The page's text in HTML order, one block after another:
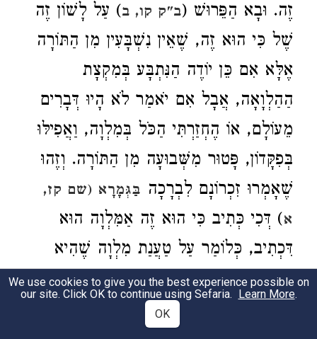
זֶה. וּבָא הַפֵּרוּשׁ (ב"ק קו, ב) עַל לָשׁוֹן זֶה
שֶׁל כִּי הוּא זֶה, שֶׁאֵין נִשְׁבָּעִין מִן הַתּוֹרָה
אֶלָּא אִם כֵּן יוֹדֶה הַנִּתְבָּע בְּמִקְצָת
הַהַלְוָאָה, אֲבָל אִם יֹאמַר לֹא הָיוּ דְּבָרִים
מֵעוֹלָם, אוֹ הֶחְזַרְתִּי הַכֹּל בְּמִלְוָה, וַאֲפִילּוּ
בְּפִקָּדוֹן, פָּטוּר מִשְּׁבוּעָה מִן הַתּוֹרָה. וְזֶהוּ
שֶׁאָמְרוּ זִכְרוֹנָם לִבְרָכָה בַּגְּמָרָא (שם קז,
א) דְּכִי כְּתִיב כִּי הוּא זֶה אַמִּלְוָה הוּא
דִּכְתִיב, כְּלוֹמַר עַל טַעֲנַת מִלְוָה שֶׁהִיא
פְּרַעְתִּיךָ אוֹ לֹא הָיוּ דְּבָרִים מֵעוֹלָם. אֲבָל
עַל טַעֲנַת שׁוֹמְרִים שֶׁהִיא טַעֲנַת אֹנֶס אוֹ
We use cookies to give you the best experience possible on
our site. Click OK to continue using Sefaria. Learn More.
OK